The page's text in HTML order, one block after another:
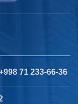
71 233-66-36